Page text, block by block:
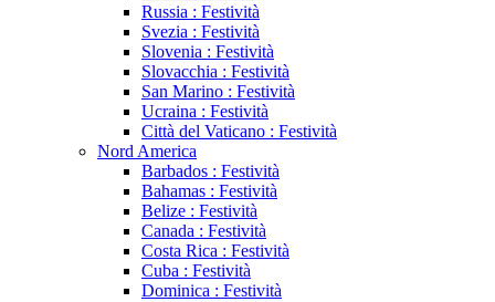
Russia : Festività
Svezia : Festività
Slovenia : Festività
Slovacchia : Festività
San Marino : Festività
Ucraina : Festività
Città del Vaticano : Festività
Nord America
Barbados : Festività
Bahamas : Festività
Belize : Festività
Canada : Festività
Costa Rica : Festività
Cuba : Festività
Dominica : Festività